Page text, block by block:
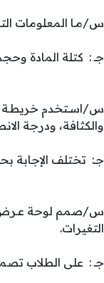
س/مـا المعلومات
جـ : كتلة المادة
س/اسـتخدم خريطـة
والكثافة، ودرجة
جـ: تختلف الإجابة
س/صمم لوحة عـرض
التغيرات.
جـ : على الطلاب